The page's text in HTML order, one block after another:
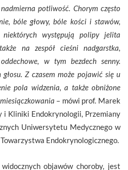
potliwość. Chorym często
bóle głowy, bóle kości i stawów,
występują polipy jelita
na zespół cieśni nadgarstka,
w tym bezdech senny.
Z czasem może pojawić się u
pola widzenia, a także obniżone
– mówi prof. Marek
i Kliniki Endokrynologii, Przemiany
Uniwersytetu Medycznego w
Endokrynologicznego.
objawów choroby, jest